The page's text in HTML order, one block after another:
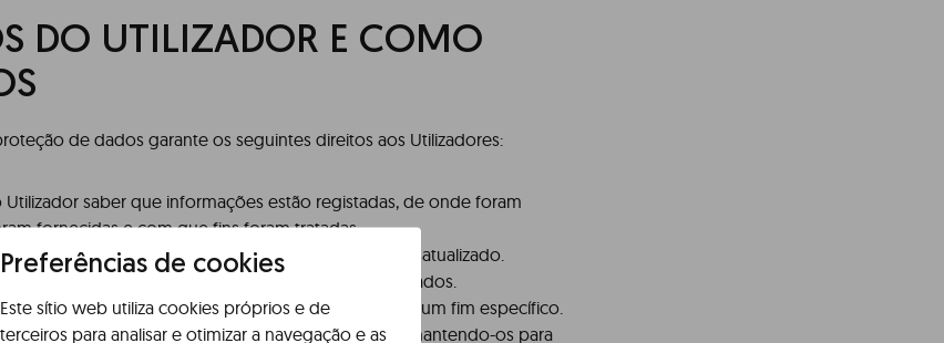
DO UTILIZADOR E COMO
de dados garante os seguintes direitos aos Utilizadores:
Utilizador saber que informações estão registadas, de onde foram
fornecidas e com que fins foram tratadas.
ao Utilizador retificar qualquer dado incorreto ou desatualizado.
ao Utilizador solicitar o cessar do tratamento de dados.
Utilizador solicitar o cessar do uso dos dados para um fim específico.
Utilizador restringir o tratamento dos seus dados, mantendo-os para
Preferências de cookies
Este sítio web utiliza cookies próprios e de
terceiros para analisar e otimizar a navegação e as